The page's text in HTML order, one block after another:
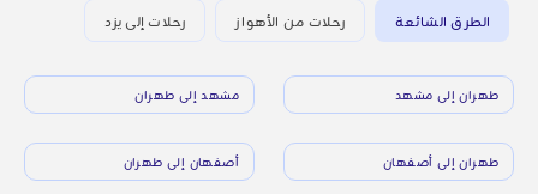
الطرق الشائعة رحلات من الأهواز رحلات إلى يزد
طهران إلى مشهد مشهد إلى طهران
طهران إلى أصفهان أصفهان إلى طهران